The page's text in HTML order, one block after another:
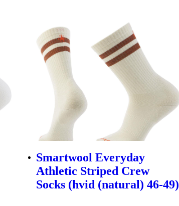
Smartwool Everyday
Athletic Striped Crew
Socks (hvid (natural) 46-49)